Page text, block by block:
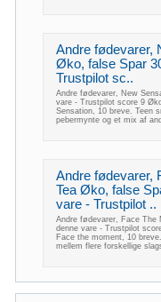
Andre fødevarer,
Øko, false Spar
Trustpilot sc..
Andre fødevarer, New
vare - Trustpilot score 9
Sensation, 10 breve. Teen
pebermynte og et mix af
Andre fødevarer,
Tea Øko, false
vare - Trustpilot ..
Andre fødevarer, Face The
denne vare - Trustpilot
Face the moment, 10
mellem flere forskellige